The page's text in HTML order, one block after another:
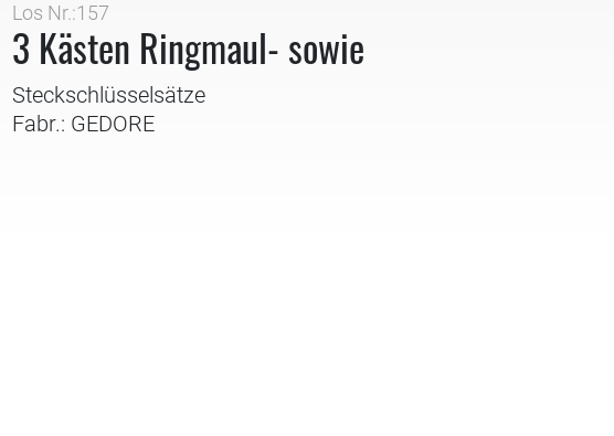
Los Nr.:157
3 Kästen Ringmaul- sowie
Steckschlüsselsätze
Fabr.: GEDORE